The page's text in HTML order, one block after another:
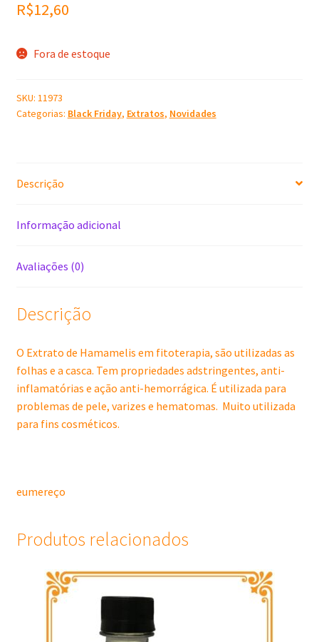
R$12,60
Fora de estoque
SKU: 11973
Categorias: Black Friday, Extratos, Novidades
Descrição
Informação adicional
Avaliações (0)
Descrição
O Extrato de Hamamelis em fitoterapia, são utilizadas as
folhas e a casca. Tem propriedades adstringentes, anti-
inflamatórias e ação anti-hemorrágica. É utilizada para
problemas de pele, varizes e hematomas. Muito utilizada
para fins cosméticos.
eumereço
Produtos relacionados